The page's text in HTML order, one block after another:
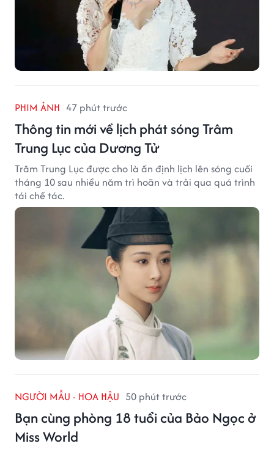
PHIM ẢNH 47 phút trước
Thông tin mới về lịch phát sóng Trâm
Trung Lục của Dương Tử
Trâm Trung Lục được cho là ấn định lịch lên sóng cuối
tháng 10 sau nhiều năm trì hoãn và trải qua quá trình
tái chế tác.
NGƯỜI MẪU - HOA HẬU 50 phút trước
Bạn cùng phòng 18 tuổi của Bảo Ngọc ở
Miss World